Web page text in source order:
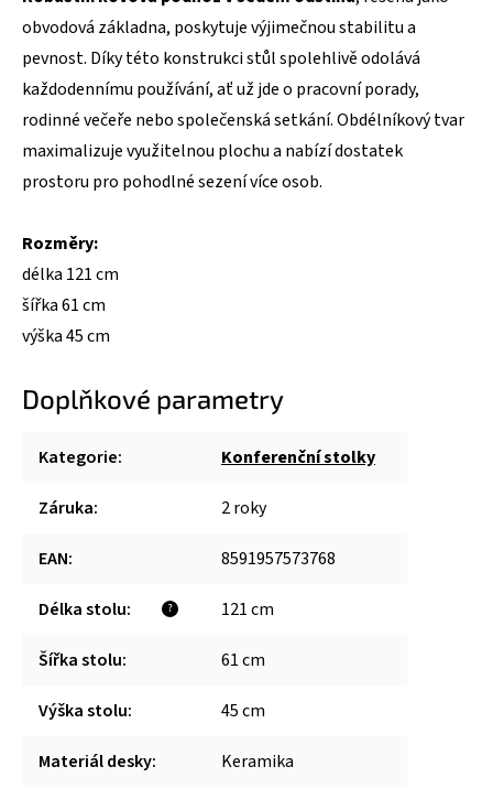
obvodová základna, poskytuje výjimečnou stabilitu a
pevnost. Díky této konstrukci stůl spolehlivě odolává
každodennímu používání, ať už jde o pracovní porady,
rodinné večeře nebo společenská setkání. Obdélníkový tvar
maximalizuje využitelnou plochu a nabízí dostatek
prostoru pro pohodlné sezení více osob.
Rozměry:
délka 121 cm
šířka 61 cm
výška 45 cm
Doplňkové parametry
Kategorie: Konferenční stolky
Záruka: 2 roky
EAN: 8591957573768
?
Délka stolu: 121 cm
Šířka stolu: 61 cm
Výška stolu: 45 cm
Materiál desky: Keramika